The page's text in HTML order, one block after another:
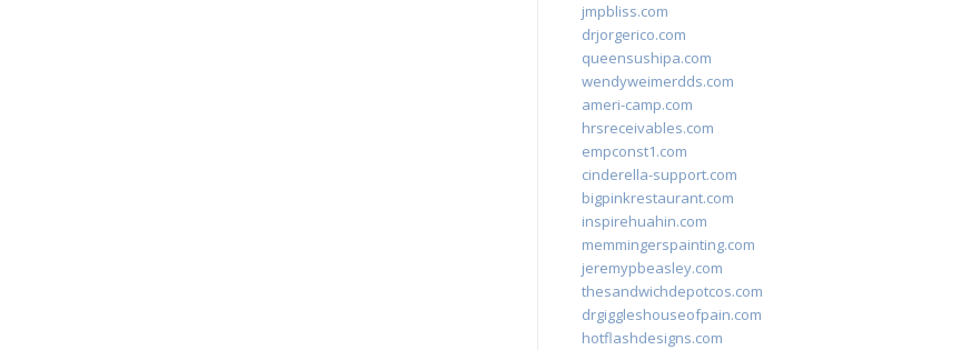
jmpbliss.com
drjorgerico.com
queensushipa.com
wendyweimerdds.com
ameri-camp.com
hrsreceivables.com
empconst1.com
cinderella-support.com
bigpinkrestaurant.com
inspirehuahin.com
memmingerspainting.com
jeremypbeasley.com
thesandwichdepotcos.com
drgiggleshouseofpain.com
hotflashdesigns.com